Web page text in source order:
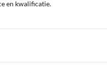
en kwalificatie.